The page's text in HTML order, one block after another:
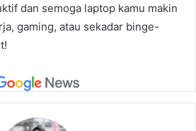
dan semoga laptop kamu makin
gaming, atau sekadar binge-